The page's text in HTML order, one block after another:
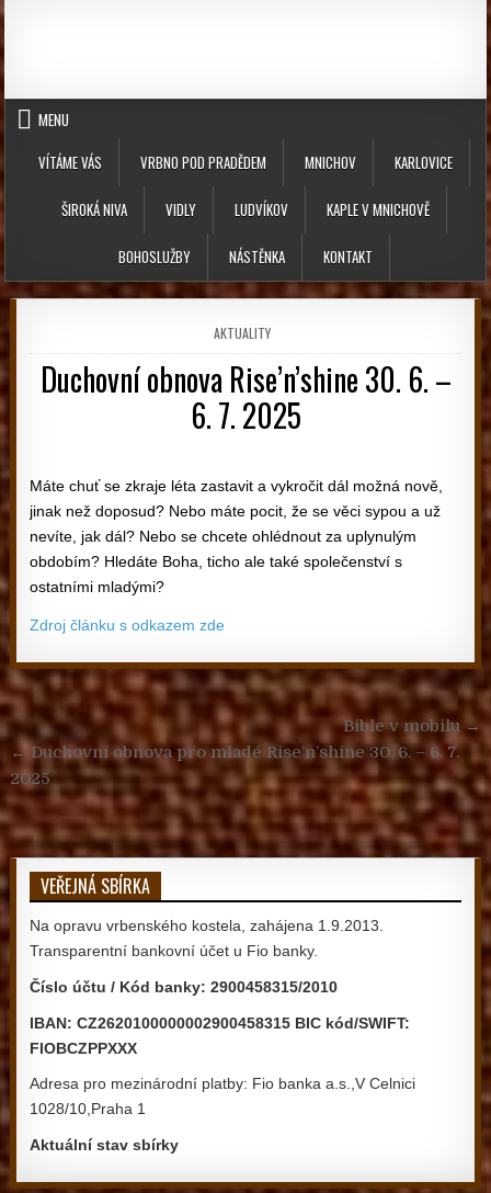
Skip to content
MENU
VÍTÁME VÁS
VRBNO POD PRADĚDEM MNICHOV KARLOVICE
ŠIROKÁ NIVA VIDLY LUDVÍKOV KAPLE V MNICHOVĚ
BOHOSLUŽBY NÁSTĚNKA KONTAKT
POSTED IN
AKTUALITY
Duchovní obnova Rise’n’shine 30. 6. –
6. 7. 2025
Máte chuť se zkraje léta zastavit a vykročit dál možná nově,
jinak než doposud? Nebo máte pocit, že se věci sypou a už
nevíte, jak dál? Nebo se chcete ohlédnout za uplynulým
obdobím? Hledáte Boha, ticho ale také společenství s
ostatními mladými?
Zdroj článku s odkazem zde
Navigace pro příspěvek Bible v mobilu →
← Duchovní obnova pro mladé Rise’n’shine 30. 6. – 6. 7.
2025
VEŘEJNÁ SBÍRKA
Na opravu vrbenského kostela, zahájena 1.9.2013.
Transparentní bankovní účet u Fio banky.
Číslo účtu / Kód banky: 2900458315/2010
IBAN: CZ2620100000002900458315 BIC kód/SWIFT:
FIOBCZPPXXX
Adresa pro mezinárodní platby: Fio banka a.s.,V Celnici
1028/10,Praha 1
Aktuální stav sbírky